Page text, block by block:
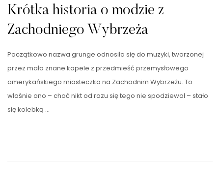
Krótka historia o modzie z
Zachodniego Wybrzeża
Początkowo nazwa grunge odnosiła się do muzyki, tworzonej
przez mało znane kapele z przedmieść przemysłowego
amerykańskiego miasteczka na Zachodnim Wybrzeżu. To
właśnie ono – choć nikt od razu się tego nie spodziewał – stało
się kolebką …